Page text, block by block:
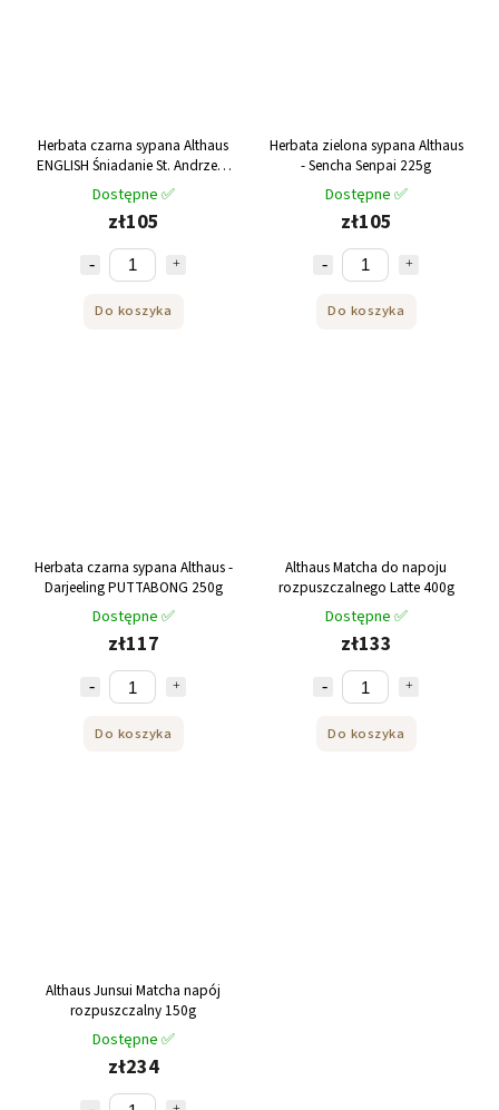
Herbata czarna sypana Althaus
ENGLISH Śniadanie St. Andrzejki
250g
Dostępne ✅
zł105
Do koszyka
Herbata zielona sypana Althaus
- Sencha Senpai 225g
Dostępne ✅
zł105
Do koszyka
Herbata czarna sypana Althaus -
Darjeeling PUTTABONG 250g
Dostępne ✅
zł117
Do koszyka
Althaus Matcha do napoju
rozpuszczalnego Latte 400g
Dostępne ✅
zł133
Do koszyka
Althaus Junsui Matcha napój
rozpuszczalny 150g
Dostępne ✅
zł234